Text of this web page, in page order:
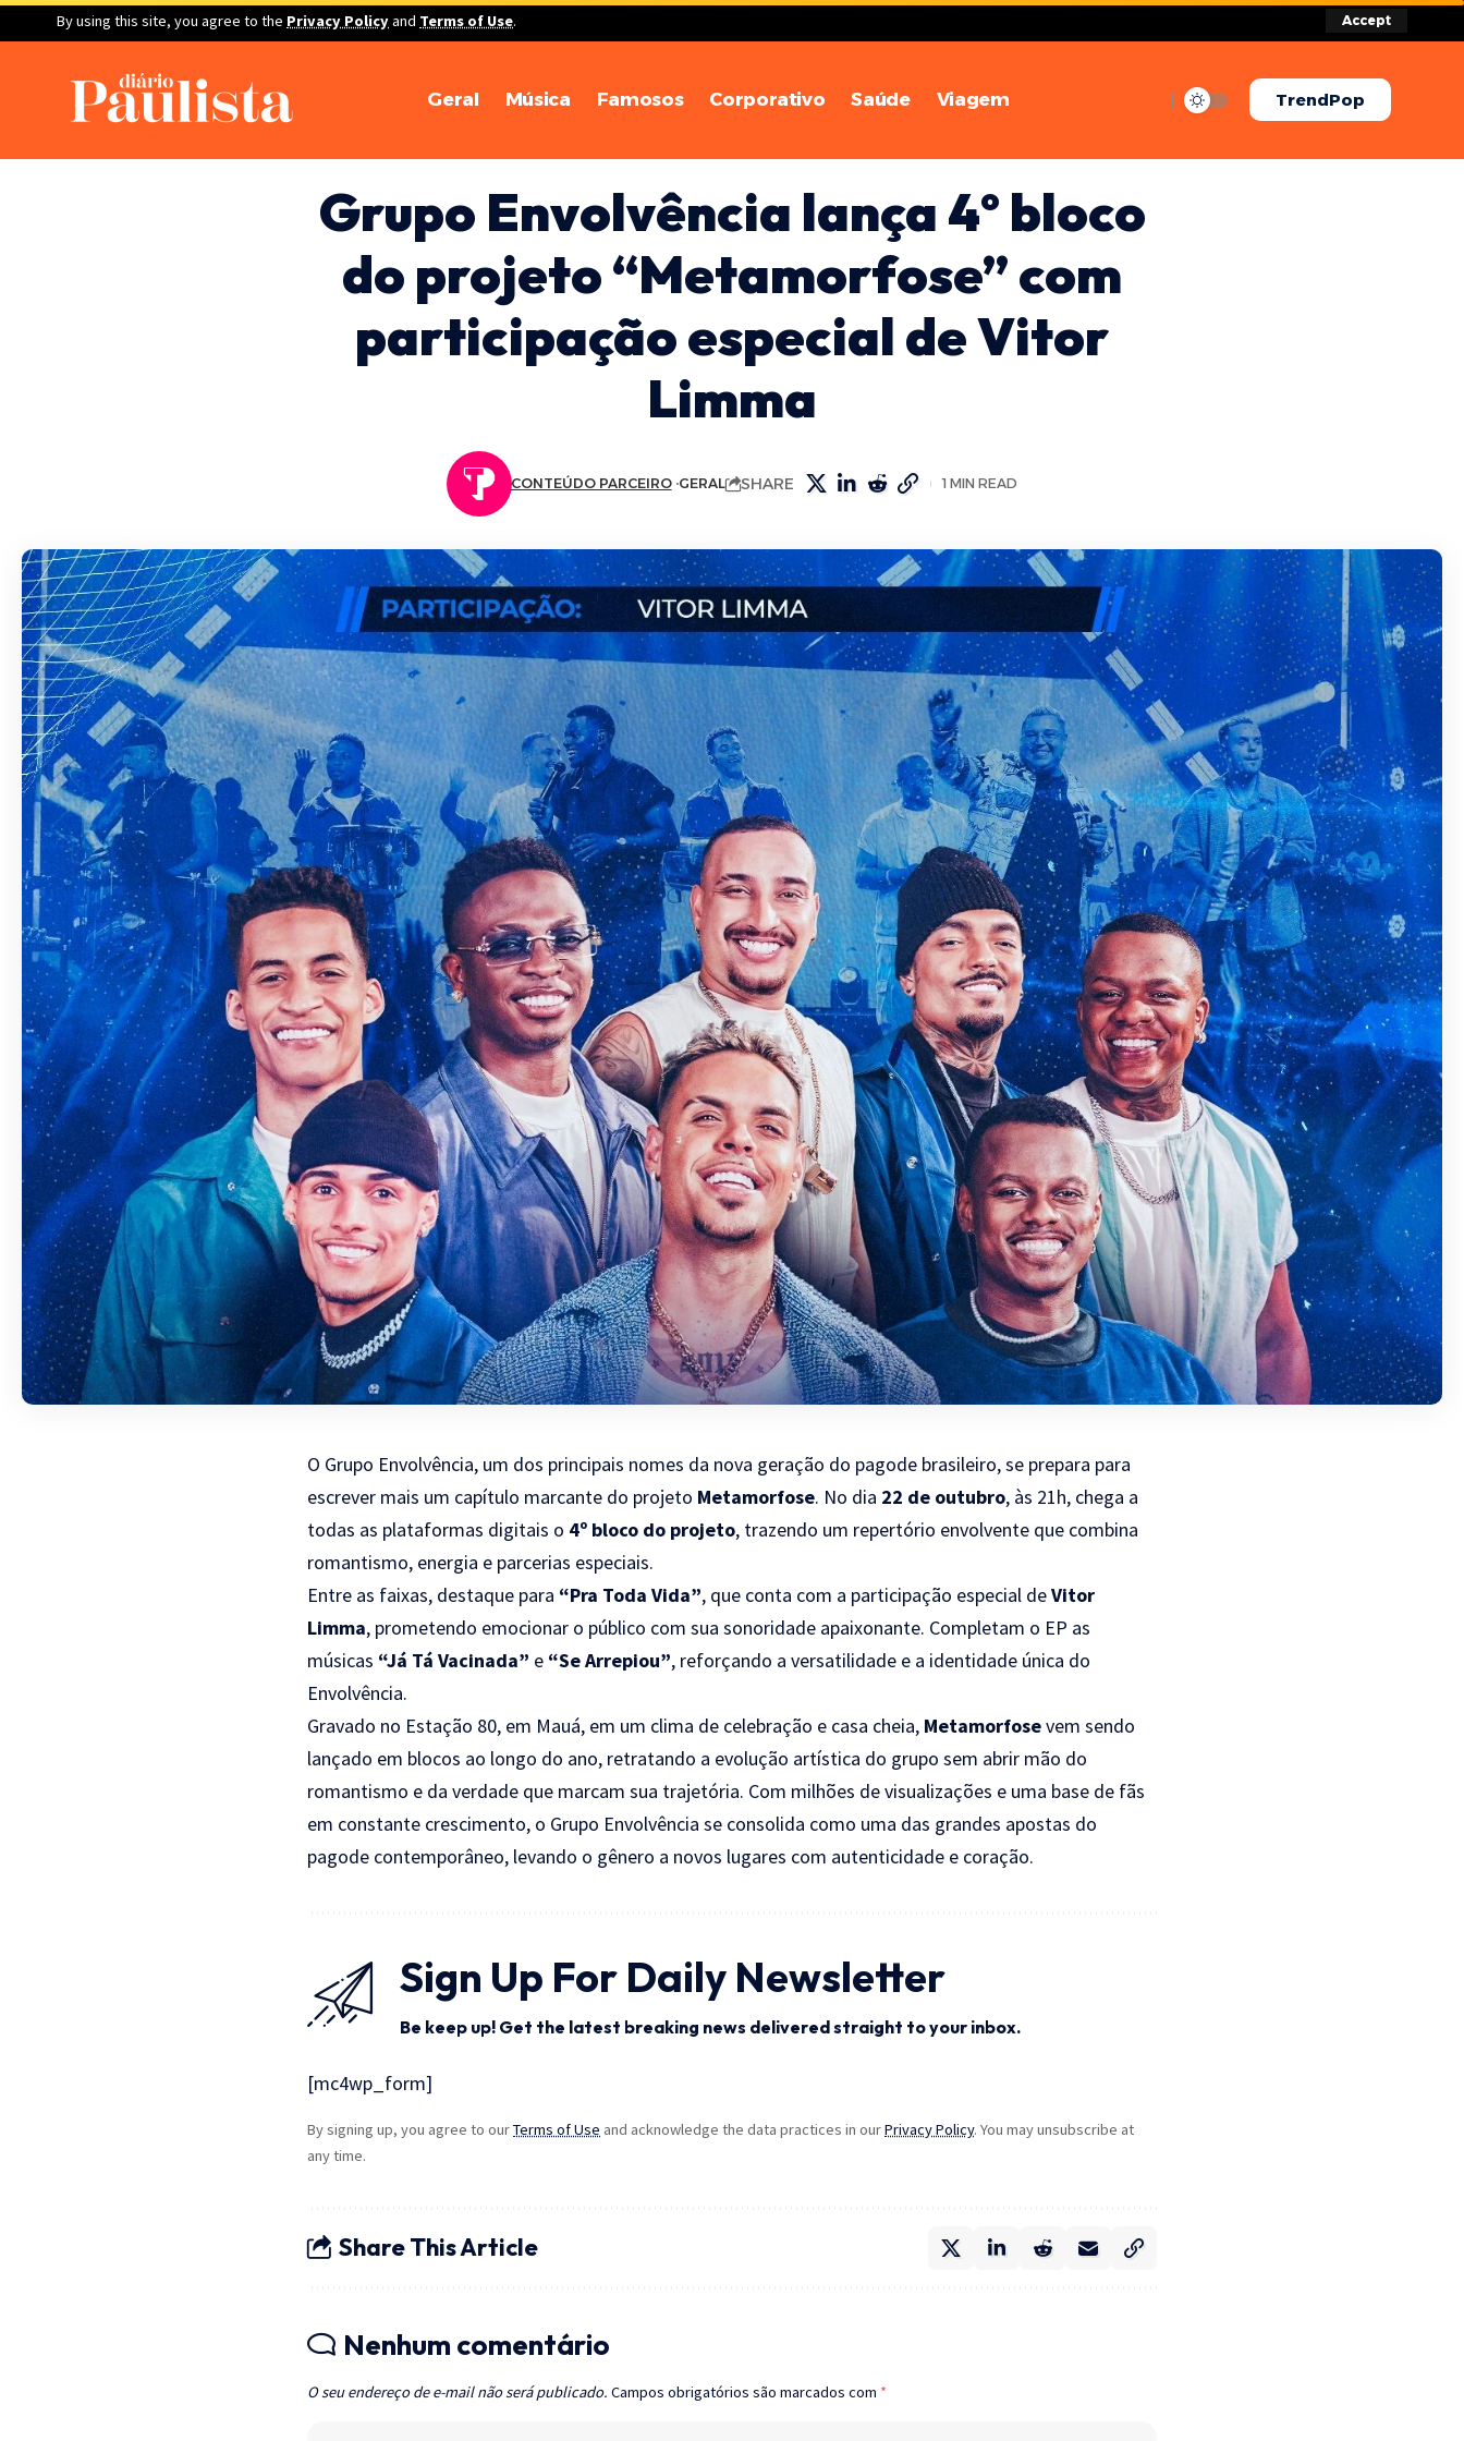
By using this site, you agree to the Privacy Policyand Terms of Use. Accept
Geral Música Famosos Corporativo Saúde Viagem TrendPop
Grupo Envolvência lança 4º bloco
do projeto “Metamorfose” com
participação especial de Vitor
Limma
CONTEÚDO PARCEIRO GERAL SHARE 1 MIN READ
O Grupo Envolvência, um dos principais nomes da nova geração do pagode brasileiro, se prepara para
escrever mais um capítulo marcante do projeto Metamorfose. No dia 22 de outubro, às 21h, chega a
todas as plataformas digitais o 4º bloco do projeto, trazendo um repertório envolvente que combina
romantismo, energia e parcerias especiais.
Entre as faixas, destaque para “Pra Toda Vida”, que conta com a participação especial deVitor
Limma, prometendo emocionar o público com sua sonoridade apaixonante. Completam o EP as
músicas “Já Tá Vacinada” e “Se Arrepiou”, reforçando a versatilidade e a identidade única do
Envolvência.
Gravado no Estação 80, em Mauá, em um clima de celebração e casa cheia, Metamorfosevem sendo
lançado em blocos ao longo do ano, retratando a evolução artística do grupo sem abrir mão do
romantismo e da verdade que marcam sua trajetória. Com milhões de visualizações e uma base de fãs
em constante crescimento, o Grupo Envolvência se consolida como uma das grandes apostas do
pagode contemporâneo, levando o gênero a novos lugares com autenticidade e coração.
Sign Up For Daily Newsletter
Be keep up! Get the latest breaking news delivered straight to your inbox.
[mc4wp_form]
By signing up, you agree to ourTerms of Use and acknowledge the data practices in ourPrivacy Policy. You may unsubscribe at
any time.
Share This Article
Nenhum comentário
O seu endereço de e-mail não será publicado. Campos obrigatórios são marcados com *